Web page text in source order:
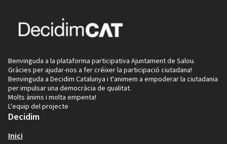
Benvinguda a la plataforma participativa Ajuntament de Salou.
Gràcies per ajudar-nos a fer créixer la participació ciutadana!
Benvinguda a Decidim Catalunya i t'animem a empoderar la ciutadania
per impulsar una democràcia de qualitat.
Molts ànims i molta empenta!
L'equip del projecte
Decidim
Inici